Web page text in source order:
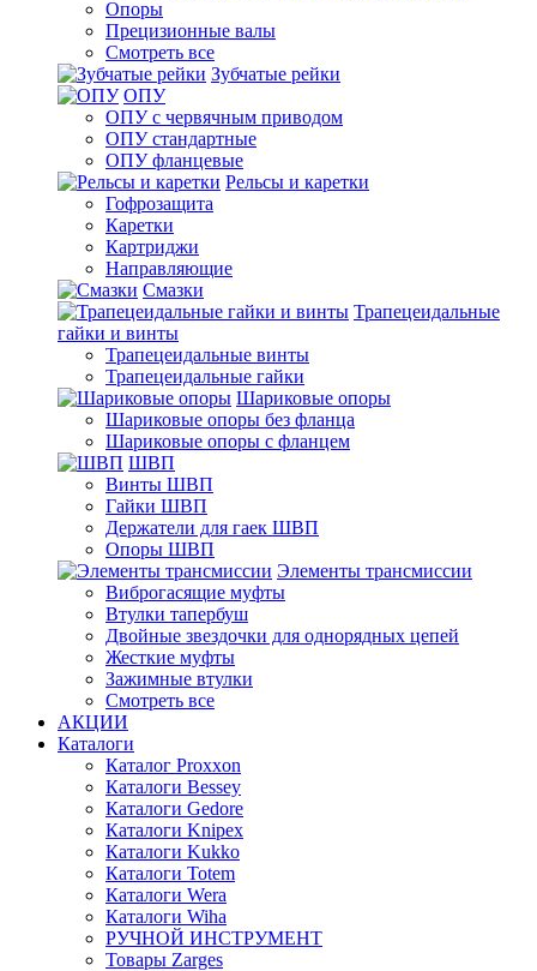
Опоры
Прецизионные валы
Смотреть все
Зубчатые рейки
ОПУ
ОПУ с червячным приводом
ОПУ стандартные
ОПУ фланцевые
Рельсы и каретки
Гофрозащита
Каретки
Картриджи
Направляющие
Смазки
Трапецеидальные
гайки и винты
Трапецеидальные винты
Трапецеидальные гайки
Шариковые опоры
Шариковые опоры без фланца
Шариковые опоры с фланцем
ШВП
Винты ШВП
Гайки ШВП
Держатели для гаек ШВП
Опоры ШВП
Элементы трансмиссии
Виброгасящие муфты
Втулки тапербуш
Двойные звездочки для однорядных цепей
Жесткие муфты
Зажимные втулки
Смотреть все
АКЦИИ
Каталоги
Каталог Proxxon
Каталоги Bessey
Каталоги Gedore
Каталоги Knipex
Каталоги Kukko
Каталоги Totem
Каталоги Wera
Каталоги Wiha
РУЧНОЙ ИНСТРУМЕНТ
Товары Zarges